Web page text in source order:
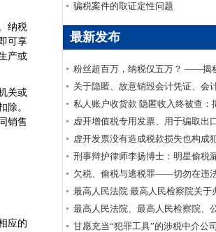
纳税
可享
产或
关或
除。
销售
应的
探
骗税案件的取证定性问题
最新发布
粉丝超百万，纳税仅五万？ ——揭
主播李呈祥隐匿收入偷税案件
关于隐匿、故意销毁会计凭证、会
务会计报告罪司法适用的实证研究
私人账户收货款 隐匿收入终被查：
鑫福黄金珠宝店偷逃消费税案件
虚开增值税专用发票、用于骗取出
扣税款发票罪刑事辩护案
虚开发票没有造成税款损失也构成
刑事辩护律师李扬博士：明星偷税
禁不止？
欠税、偷税与逃税罪——切勿在违
探
最高人民法院 最高人民检察院关于
收征管刑事案件适用法律若干问题
最高人民法院、最高人民检察院、
家安全部、司法部印发《关于适用
甘愿充当“犯罪工具”的涉税中介